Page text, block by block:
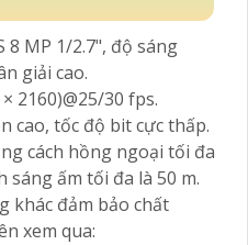
8 MP 1/2.7", độ sáng
giải cao.
2160)@25/30 fps.
cao, tốc độ bit cực thấp.
cách hồng ngoại tối đa
sáng ấm tối đa là 50 m.
khác đảm bảo chất
xem qua: